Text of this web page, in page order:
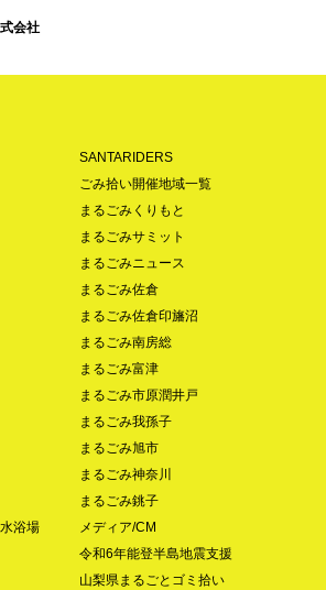
会社
SANTARIDERS
ごみ拾い開催地域一覧
まるごみくりもと
まるごみサミット
まるごみニュース
まるごみ佐倉
まるごみ佐倉印旛沼
まるごみ南房総
まるごみ富津
まるごみ市原潤井戸
まるごみ我孫子
まるごみ旭市
まるごみ神奈川
まるごみ銚子
浴場
メディア/CM
令和6年能登半島地震支援
山梨県まるごとゴミ拾い